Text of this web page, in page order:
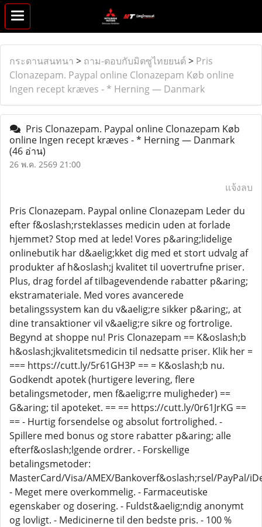
กระดานสนทนา > ถาม-ตอบกับมิตซูไทยยนต์ > Pris
Clonazepam. Paypal online Clonazepam Køb online
Ingen recept kræves - * Herning — Danmark
Pris Clonazepam. Paypal online Clonazepam Køb
online Ingen recept kræves - * Herning — Danmark
(46 อ่าน)
26 พ.ค. 2569 21:00
แจ้งลบ
Pris Clonazepam. Paypal online Clonazepam Leder du
efter f&oslash;rsteklasses medicin uden at forlade
hjemmet? Stop med at lede! Vores p&aring;lidelige
onlinebutik har d&aelig;kket dig med et stort udvalg af
produkter af h&oslash;j kvalitet til uovertrufne priser.
Plus, drag fordel af tilbagevendende rabatter p&aring;
ekstramateriale. Med vores avancerede
betalingssystem kan du v&aelig;re sikker p&aring;, at
dine transaktioner vil v&aelig;re sikre og fortrolige.
Begynd at shoppe nu! Pris Clonazepam == K&oslash;b
h&oslash;jkvalitetsmedicin til nedsatte priser. Klik her =
=== https://cutt.ly/5r61GH3P == = K&oslash;b nu.
Godkendt apotek (hurtigere levering, flere
betalingsmetoder, men f&aelig;rre muligheder) ==
G&aring; til apoteket. == == https://cutt.ly/0r61JrKG ==
== - Hurtig forsendelse og absolut fortrolighed. -
Spillere med bonus og store rabatter p&aring; alle
efterf&oslash;lgende ordrer. - Forskellige
betalingsmetoder:
MasterCard/Visa/AMEX/Bankoverf&oslash;rsel/PayPal/
- Meget mere overkommelig. - Farmaceutiske
egenskaber og dosering. - Fuldst&aelig;ndig anonymt
og lovligt. - Medicinerne til den bedste pris. - 100 %